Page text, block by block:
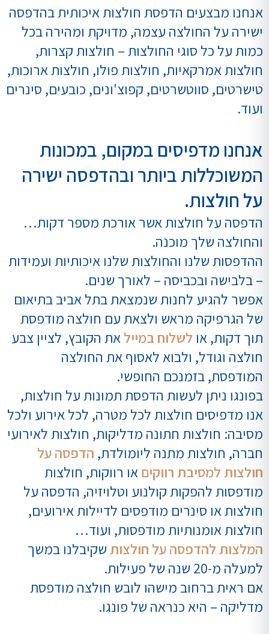
אנחנו מבצעים הדפסת חולצות איכותית בהדפסה
ישירה על החולצה עצמה, מדויקת ומהירה בכל
כמות על כל סוגי החולצות – חולצות קצרות,
חולצות אמרקאיות, חולצות פולו, חולצות ארוכות,
טישרטים, סווטשרטים, קפוצ'ונים, כובעים, סינרים
ועוד.
אנחנו מדפיסים במקום, במכונות
המשוכללות ביותר ובהדפסה ישירה
על חולצות.
הדפסה על חולצות אשר אורכת מספר דקות…
והחולצה שלך מוכנה.
ההדפסות שלנו והחולצות שלנו איכותיות ועמידות
– בלבישה ובכביסה – לאורך שנים.
אפשר להגיע לחנות שנמצאת בתל אביב בתיאום
של הגרפיקה מראש ולצאת עם חולצה מודפסת
תוך דקות, או לשלוח במיילאת הקובץ, לציין צבע
חולצה וגודל, ולבוא לאסוף את החולצה
המודפסת, בזמנכם החופשי.
בפונגו ניתן לעשות הדפסת תמונות על חולצות,
אנו מדפיסים חולצות לכל מטרה, לכל אירוע ולכל
מסיבה: חולצות חתונה מדליקות, חולצות לאירועי
חברה, חולצות מתנה ליומולדת, הדפסה על
חולצות למסיבת רווקיםאו רווקות, חולצות
מודפסות להפקות קולנוע וטלויזיה, הדפסה על
חולצות או סינרים מודפסים לדיילות אירועים,
חולצות אומנותיות מודפסות, ועוד…
המלצות להדפסה על חולצותשקיבלנו במשך
למעלה מ-20 שנה של פעילות.
אם ראית ברחוב מישהו לובש חולצה מודפסת
מדליקה – היא כנראה של פונגו.